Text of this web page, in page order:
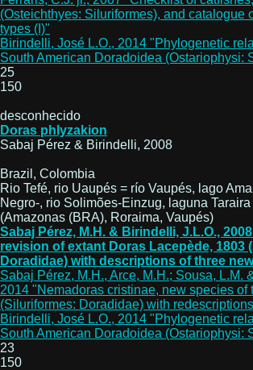
(Osteichthyes: Siluriformes), and catalogue
types (I)"
Birindelli, José L.O., 2014 "Phylogenetic
South American Doradoidea (Ostariophysi:
25
150
desconhecido
Doras phlyzakion
Sabaj Pérez & Birindelli, 2008
Brazil, Colombia
Rio Tefé, rio Uaupés = río Vaupés, lago
Negro-, rio Solimões-Einzug, laguna Taraira
(Amazonas (BRA), Roraima, Vaupés)
Sabaj Pérez, M.H. & Birindelli, J.L.O.,
revision of extant Doras Lacepède, 1803
Doradidae) with descriptions of three
Sabaj Pérez, M.H., Arce, M.H.; Sousa, L.M.
2014 "Nemadoras cristinae, new species of
(Siluriformes: Doradidae) with
Birindelli, José L.O., 2014 "Phylogenetic
South American Doradoidea (Ostariophysi:
23
150